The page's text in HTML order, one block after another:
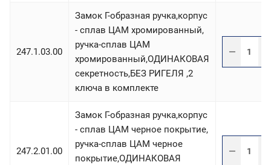
247.1.03.00
Замок Г-образная ручка,корпус
- сплав ЦАМ хромированный,
ручка-сплав ЦАМ
хромированный,ОДИНАКОВАЯ
секретность,БЕЗ РИГЕЛЯ ,2
ключа в комплекте
247.2.01.00
Замок Г-образная ручка,корпус
- сплав ЦАМ черное покрытие,
ручка-сплав ЦАМ черное
покрытие,ОДИНАКОВАЯ